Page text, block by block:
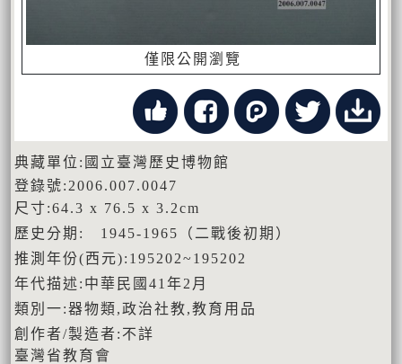
僅限公開瀏覽
典藏單位:國立臺灣歷史博物館
登錄號:2006.007.0047
尺寸:64.3 x 76.5 x 3.2cm
歷史分期: 1945-1965（二戰後初期）
推測年份(西元):195202~195202
年代描述:中華民國41年2月
類別一:器物類,政治社教,教育用品
創作者/製造者:不詳
臺灣省教育會